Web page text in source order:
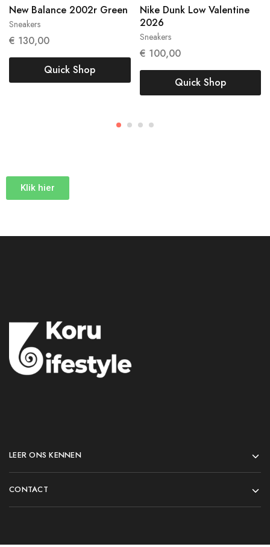
Sneakers
New Balance 2002r Green
€ 130,00
Quick Shop
Sneakers
Nike Dunk Low Valentine
2026
€ 100,00
Quick Shop
Klik hier
LEER ONS KENNEN
CONTACT